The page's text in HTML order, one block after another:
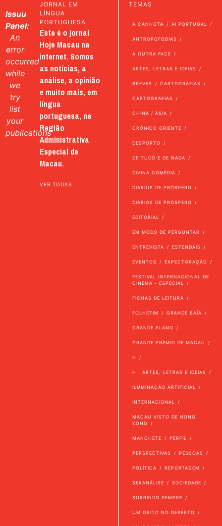
Issuu
Panel:
An
error
occurred
while
we
try
list
your
publications
JORNAL EM
LÍNGUA
PORTUGUESA
Este é o jornal
Hoje Macau na
internet. Somos
as notícias, a
análise, a opinião
e muito mais, em
língua
portuguesa, na
Região
Administrativa
Especial de
Macau.
VER TODAS
TEMAS
A CANHOTA AI PORTUGAL
ANTROPOFOBIAS
A OUTRA FACE
ARTES, LETRAS E IDEIAS
BREVES CARTOGRAFIAS
CARTOGRAFIAS
CHINA / ÁSIA
CRÓNICO ORIENTE
DESPORTO
DE TUDO E DE NADA
DIVINA COMÉDIA
DIÁRIOS DE PRÓSPERO
DIÁRIOS DE PRÓSPERO
EDITORIAL
EM MODO DE PERGUNTAR
ENTREVISTA ESTENDAIS
EVENTOS EXPECTORAÇÃO
FESTIVAL INTERNACIONAL DE
CINEMA - ESPECIAL
FICHAS DE LEITURA
FOLHETIM GRANDE BAÍA
GRANDE PLANO
GRANDE PRÉMIO DE MACAU
H
H | ARTES, LETRAS E IDEIAS
ILUMINAÇÃO ARTIFICIAL
INTERNACIONAL
MACAU VISTO DE HONG
KONG
MANCHETE PERFIL
PERSPECTIVAS PESSOAS
POLÍTICA REPORTAGEM
SEXANÁLISE SOCIEDADE
SORRINDO SEMPRE
UM GRITO NO DESERTO